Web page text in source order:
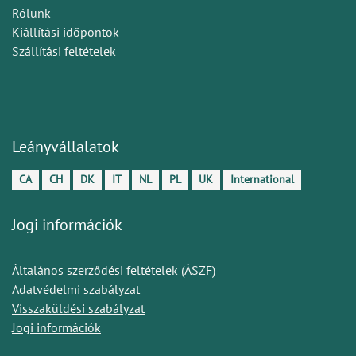
Rólunk
Kiállítási időpontok
Szállítási feltételek
Leányvállalatok
CA CH DK IT NL PL UK International
Jogi információk
Általános szerződési feltételek (ÁSZF)
Adatvédelmi szabályzat
Visszaküldési szabályzat
Jogi információk